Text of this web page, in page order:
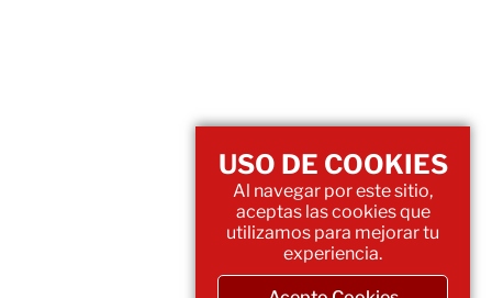
USO DE COOKIES
Al navegar por este sitio,
aceptas las cookies que
utilizamos para mejorar tu
experiencia.